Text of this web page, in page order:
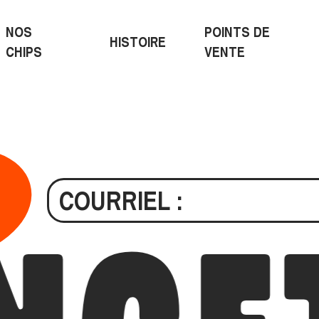
NOS
CHIPS
HISTOIRE
POINTS DE
VENTE
COURRIEL: